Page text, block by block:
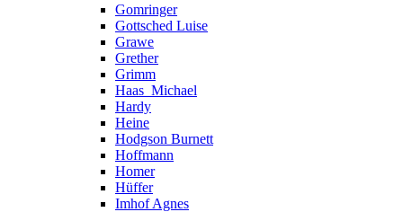
Gomringer
Gottsched Luise
Grawe
Grether
Grimm
Haas_Michael
Hardy
Heine
Hodgson Burnett
Hoffmann
Homer
Hüffer
Imhof Agnes